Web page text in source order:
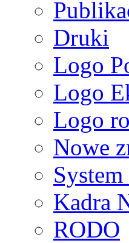
Druki
Logo
Logo
Logo
Nowe
Kadra
RODO